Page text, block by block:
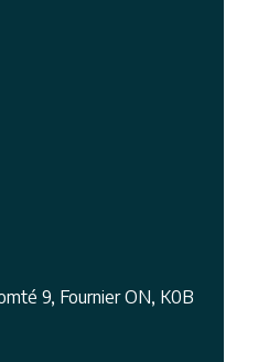
9, Fournier ON, K0B